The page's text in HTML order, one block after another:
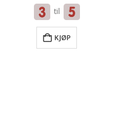
til
KJØP